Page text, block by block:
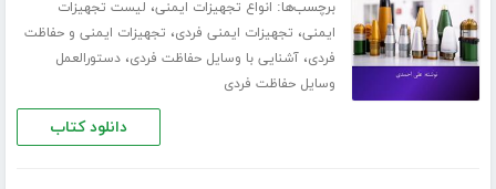
برچسب‌ها: انواع تجهیزات ایمنی، لیست تجهیزات
ایمنی، تجهیزات ایمنی فردی، تجهیزات ایمنی و حفاظت
فردی،آشنایی با وسایل حفاظت فردی،دستورالعمل
وسایل حفاظت فردی
دانلود کتاب